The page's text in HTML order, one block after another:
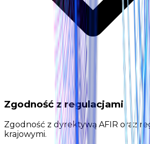
Zgodność z regulacjami
Zgodność z dyrektywą AFIR oraz
krajowymi.